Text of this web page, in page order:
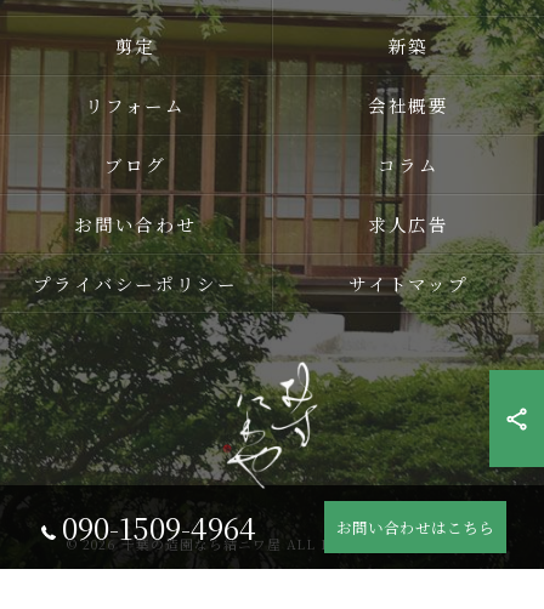
090-1509-4964 お問い合わせはこちら
剪定 新築
リフォーム 会社概要
ブログ コラム
お問い合わせ 求人広告
プライバシーポリシー サイトマップ
© 2026 千葉の造園なら結ニワ屋 ALL RIGHTS RESERVED.